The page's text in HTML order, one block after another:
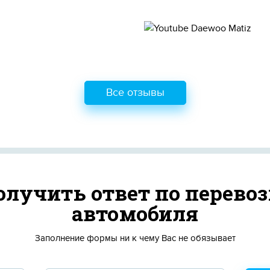
Все отзывы
ответ по
автомобиля
Заполнение формы ни к чему Вас не обязывает